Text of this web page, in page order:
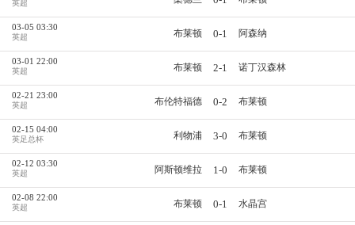
英超
03-05 03:30
英超 布莱顿 0-1 阿森纳
03-01 22:00
英超 布莱顿 2-1 诺丁汉森林
02-21 23:00
英超 布伦特福德 0-2 布莱顿
02-15 04:00
英足总杯 利物浦 3-0 布莱顿
02-12 03:30
英超 阿斯顿维拉 1-0 布莱顿
02-08 22:00
英超 布莱顿 0-1 水晶宫